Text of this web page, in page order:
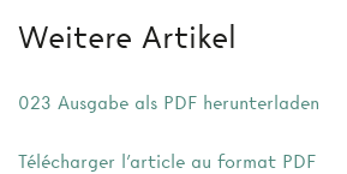
Weitere Artikel
023 Ausgabe als PDF herunterladen
Télécharger l'article au format PDF